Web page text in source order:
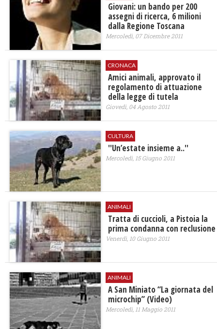
Giovani: un bando per 200
assegni di ricerca, 6 milioni
dalla Regione Toscana
Mercoledì, 07 Dicembre 2011
CRONACA
Amici animali, approvato il
regolamento di attuazione
della legge di tutela
Giovedì, 04 Agosto 2011
CULTURA
''Un’estate insieme a..''
Mercoledì, 15 Giugno 2011
ANIMALI
Tratta di cuccioli, a Pistoia la
prima condanna con reclusione
Venerdì, 10 Giugno 2011
ANIMALI
A San Miniato “La giornata del
microchip” (Video)
Mercoledì, 11 Maggio 2011